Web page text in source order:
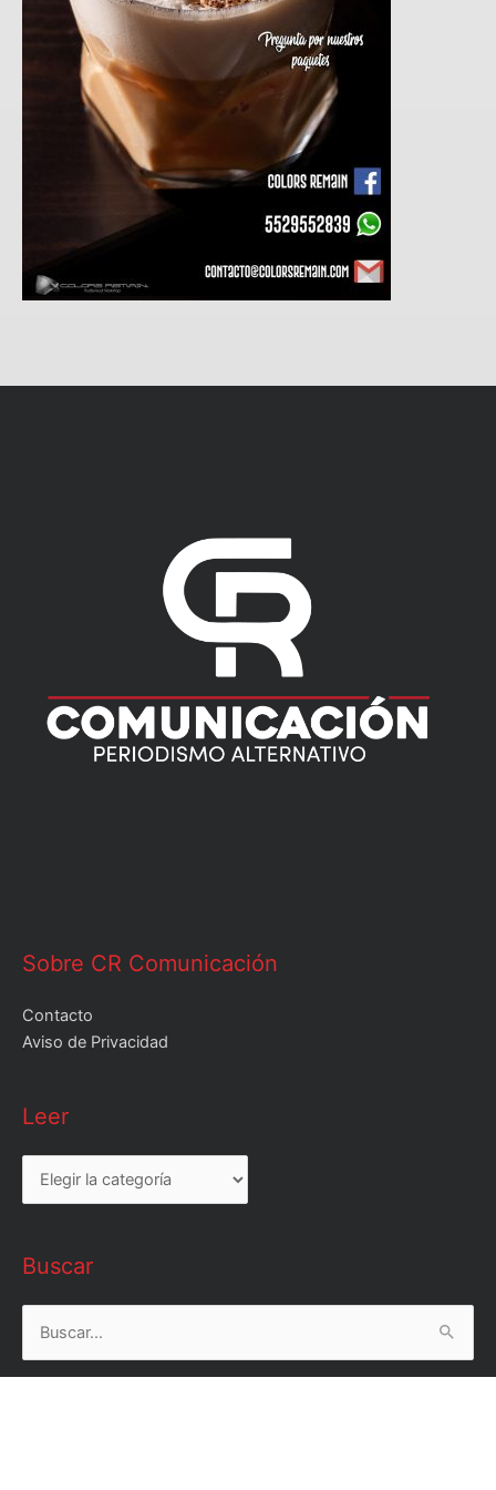
Sobre CR Comunicación
Contacto
Aviso de Privacidad
Leer
Leer
Buscar
Buscar
por: